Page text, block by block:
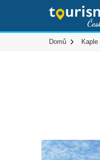
Domů Kaple